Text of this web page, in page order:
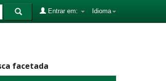
Idioma
Entrar em:
facetada